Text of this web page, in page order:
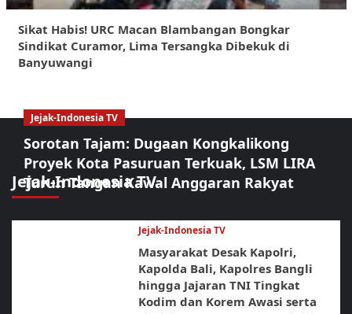
Sikat Habis! URC Macan Blambangan Bongkar
Sindikat Curamor, Lima Tersangka Dibekuk di
Banyuwangi
Jejak-Indonesia TV
Jejak-Indonesia TV
Sorotan Tajam: Dugaan Kongkalikong
Proyek Kota Pasuruan Terkuak, LSM LIRA
Turun Tangan Kawal Anggaran Rakyat
Jejak-Indonesia TV
Masyarakat Desak Kapolri,
Kapolda Bali, Kapolres Bangli
hingga Jajaran TNI Tingkat
Kodim dan Korem Awasi serta